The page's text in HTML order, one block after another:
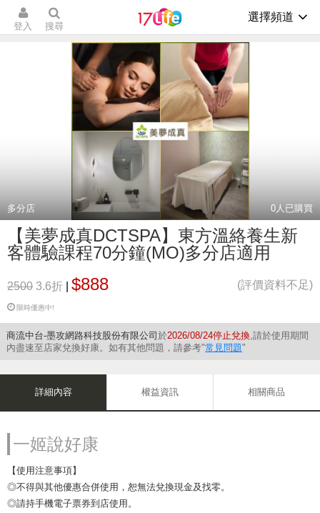
登入 搜尋
選擇頻道
多分店 0人已購買
【美夢成真DCTSPA】東方溫絡養生新
客體驗課程70分鐘(MO)多分店適用
2500 3.6折 $888 (評價資料不足)
限時優惠中!
商流中台-墨攻網路科技股份有限公司 於2026/08/24停止兌換,請於使用期間
內盡速至店家兌換好康。如有其他問題，請參考"常見問題"
詳細內容 權益資訊 相關商品
一姬說好康
【使用注意事項】
◎不得與其他優惠合併使用，恕無法兌換現金及找零。
◎請持手機電子票券到店使用。